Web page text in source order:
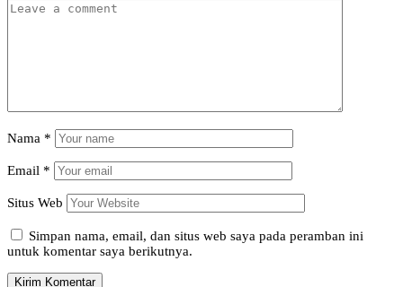
Nama *
Email *
Situs Web
Simpan nama, email, dan situs web saya pada peramban ini
untuk komentar saya berikutnya.